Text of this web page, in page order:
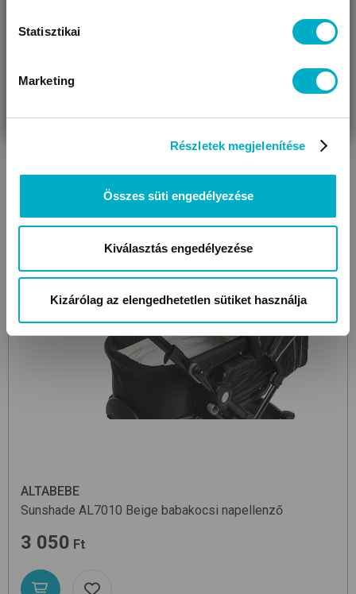
Statisztikai
Marketing
Részletek megjelenítése
Összes süti engedélyezése
Kiválasztás engedélyezése
Kizárólag az elengedhetetlen sütiket használja
ALTABEBE
Sunshade AL7010 Beige babakocsi napellenző
3 050 Ft
VÁRANDÓS
AJÁNDÉKOT